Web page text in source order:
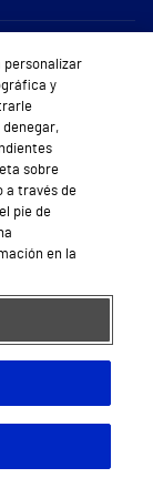
trabajo
Protección de datos
personalizar
y
denegar,
sobre
a través de
pie de
en la